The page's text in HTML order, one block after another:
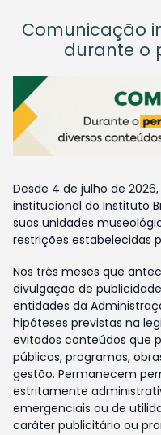
Comunicação
durante o
Desde 4 de julho de
institucional do Instituto
suas unidades
restrições estabelecidas
Nos três meses que
divulgação de
entidades da
hipóteses previstas na
evitados conteúdos que
públicos, programas,
gestão. Permanecem
estritamente
emergenciais ou de
caráter publicitário ou